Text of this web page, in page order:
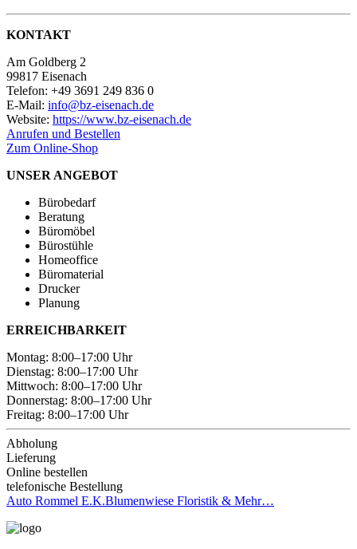
KONTAKT
Am Goldberg 2
99817 Eisenach
Telefon: +49 3691 249 836 0
E-Mail: info@bz-eisenach.de
Website: https://www.bz-eisenach.de
Anrufen und Bestellen
Zum Online-Shop
UNSER ANGEBOT
Bürobedarf
Beratung
Büromöbel
Bürostühle
Homeoffice
Büromaterial
Drucker
Planung
ERREICHBARKEIT
Montag: 8:00–17:00 Uhr
Dienstag: 8:00–17:00 Uhr
Mittwoch: 8:00–17:00 Uhr
Donnerstag: 8:00–17:00 Uhr
Freitag: 8:00–17:00 Uhr
Abholung
Lieferung
Online bestellen
telefonische Bestellung
Auto Rommel E.K.Blumenwiese Floristik & Mehr…